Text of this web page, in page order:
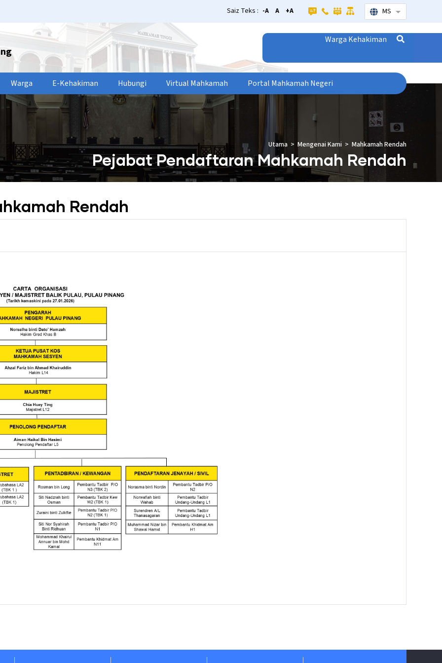
Saiz Teks : -A A +A MS Senarai
Warga Kehakiman
Warga E-Kehakiman Hubungi Virtual Mahkamah Portal Mahkamah Negeri
Pejabat Pendaftaran Mahkamah Rendah
Utama Mengenai Kami Mahkamah Rendah
Rendah